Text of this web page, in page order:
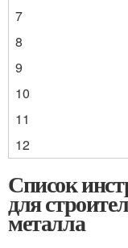
7
8
9
10
11
12
Список
для
металла